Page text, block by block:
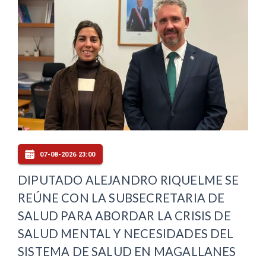
07-08-2026 23:00
DIPUTADO ALEJANDRO RIQUELME SE
REÚNE CON LA SUBSECRETARIA DE
SALUD PARA ABORDAR LA CRISIS DE
SALUD MENTAL Y NECESIDADES DEL
SISTEMA DE SALUD EN MAGALLANES